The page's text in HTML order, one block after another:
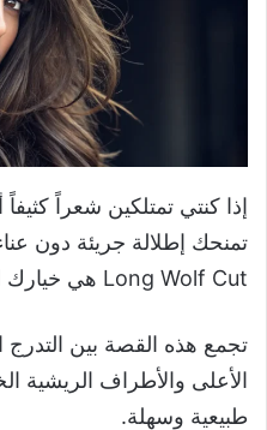
إذا كنتي تمتلكين شعراً
تمنحك إطلالة جريئة دون
Long Wolf Cut هي خيارك المثالي.
تجمع هذه القصة بين التدرج
الأعلى والأطراف الريشية
طبيعية وسهلة.